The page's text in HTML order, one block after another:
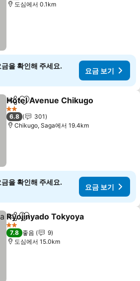
도심에서 0.1km
을 확인해 주세요.
요금 보기
공유 즐겨찾기에 추가
Hotel Avenue Chikugo
2 성급
6.8
301
Chikugo, Saga에서 19.4km
을 확인해 주세요.
요금 보기
공유 즐겨찾기에 추가
Ryojinyado Tokyoya
2 성급
7.8 좋음
9
도심에서 15.0km